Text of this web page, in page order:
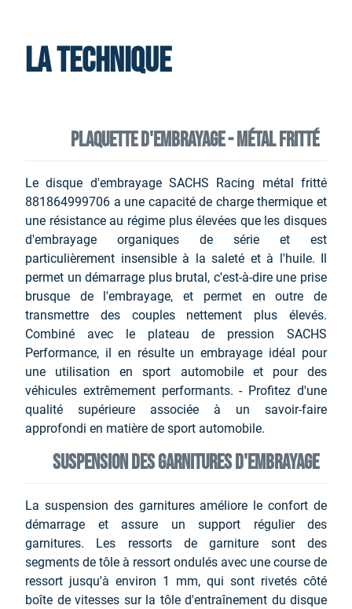
La technique
Plaquette d'embrayage - métal fritté
Le disque d'embrayage SACHS Racing métal fritté
881864999706 a une capacité de charge thermique et
une résistance au régime plus élevées que les disques
d'embrayage organiques de série et est
particulièrement insensible à la saleté et à l'huile. Il
permet un démarrage plus brutal, c'est-à-dire une prise
brusque de l'embrayage, et permet en outre de
transmettre des couples nettement plus élevés.
Combiné avec le plateau de pression SACHS
Performance, il en résulte un embrayage idéal pour
une utilisation en sport automobile et pour des
véhicules extrêmement performants. - Profitez d'une
qualité supérieure associée à un savoir-faire
approfondi en matière de sport automobile.
Suspension des garnitures d'embrayage
La suspension des garnitures améliore le confort de
démarrage et assure un support régulier des
garnitures. Les ressorts de garniture sont des
segments de tôle à ressort ondulés avec une course de
ressort jusqu'à environ 1 mm, qui sont rivetés côté
boîte de vitesses sur la tôle d'entraînement du disque